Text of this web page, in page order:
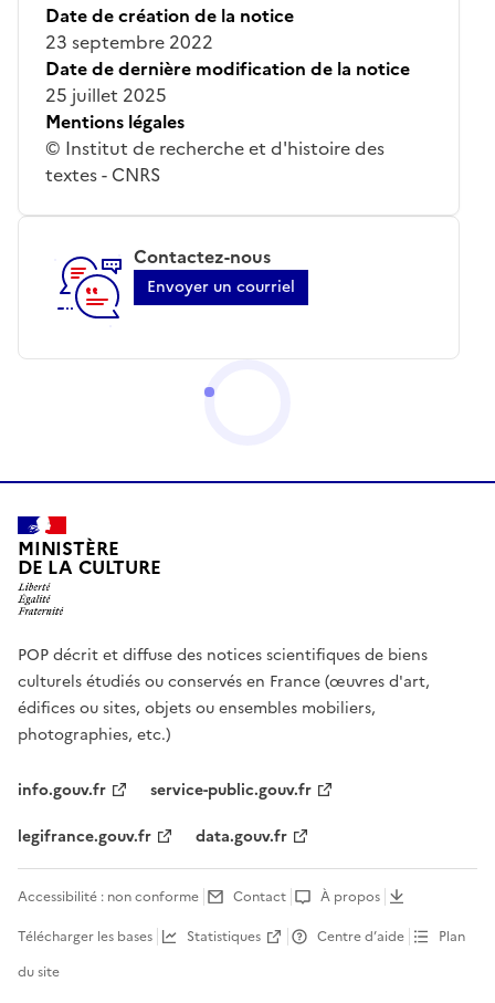
Date de création de la notice
23 septembre 2022
Date de dernière modification de la notice
25 juillet 2025
Mentions légales
© Institut de recherche et d'histoire des
textes - CNRS
Contactez-nous
Envoyer un courriel
MINISTÈRE
DE LA CULTURE
POP décrit et diffuse des notices scientifiques de biens
culturels étudiés ou conservés en France (œuvres d'art,
édifices ou sites, objets ou ensembles mobiliers,
photographies, etc.)
info.gouv.fr
service-public.gouv.fr
legifrance.gouv.fr
data.gouv.fr
Accessibilité : non conforme Contact
À propos
Télécharger les bases
Statistiques Centre d’aide
Plan
du site